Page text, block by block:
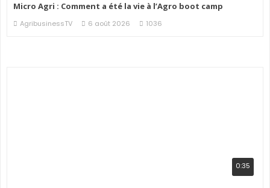
Micro Agri : Comment a été la vie à l’Agro boot camp
AgribusinessTV 6 août 2026 1036
0:35